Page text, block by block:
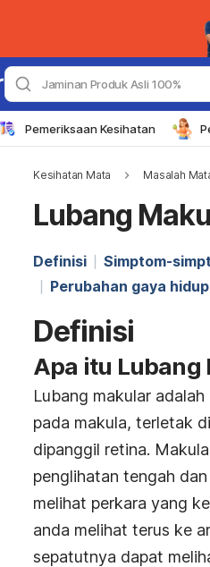
Jaminan Produk Asli 100%
Pemeriksaan Kesihatan
Kesihatan Mata Masalah
Lubang
Definisi Simptom-
Perubahan gaya
Definisi
Apa itu Lubang
Lubang makular
pada makula, terletak
dipanggil retina.
penglihatan tengah
melihat perkara yang
anda melihat terus ke
sepatutnya dapat